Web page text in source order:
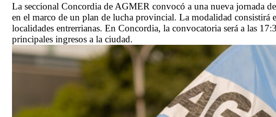
La seccional Concordia de AGMER convocó a una nueva jornada
en el marco de un plan de lucha provincial. La modalidad consistirá
localidades entrerrianas. En Concordia, la convocatoria será a las
principales ingresos a la ciudad.